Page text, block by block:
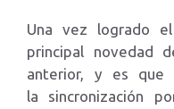
Una vez logrado
principal novedad
anterior, y es que
la sincronización